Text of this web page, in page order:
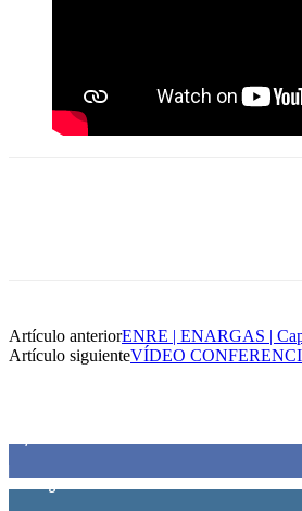
Artículo anteriorENRE | ENARGAS |
Artículo siguienteVÍDEO
0 Seguidores